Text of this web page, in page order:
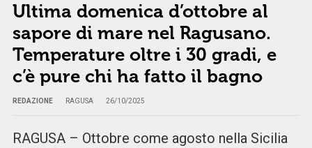
Ultima domenica d’ottobre al
sapore di mare nel Ragusano.
Temperature oltre i 30 gradi, e
c’è pure chi ha fatto il bagno
REDAZIONE RAGUSA 26/10/2025
RAGUSA – Ottobre come agosto nella Sicilia